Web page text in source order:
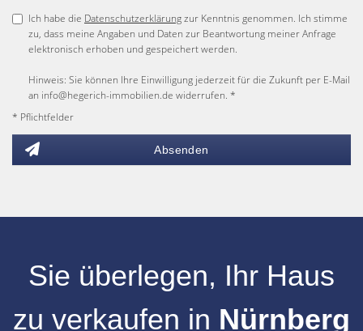
Ich habe die Datenschutzerklärungzur Kenntnis genommen. Ich stimme
zu, dass meine Angaben und Daten zur Beantwortung meiner Anfrage
elektronisch erhoben und gespeichert werden.
Hinweis: Sie können Ihre Einwilligung jederzeit für die Zukunft per E-Mail
an info@hegerich-immobilien.de widerrufen. *
* Pflichtfelder
Absenden
Sie überlegen, Ihr Haus
zu verkaufen in Nürnberg